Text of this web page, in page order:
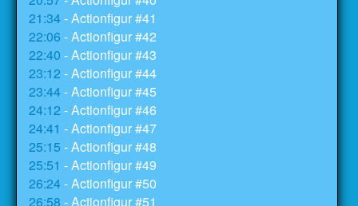
21:34- Actionfigur #41
22:06 - Actionfigur #42
22:40 - Actionfigur #43
23:12 - Actionfigur #44
23:44- Actionfigur #45
24:12 - Actionfigur #46
24:41 - Actionfigur #47
25:15 - Actionfigur #48
25:51 - Actionfigur #49
26:24- Actionfigur #50
26:58 - Actionfigur #51